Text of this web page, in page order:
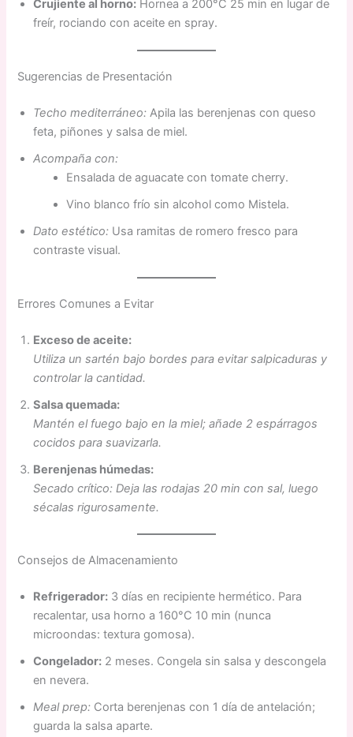
Crujiente al horno: Hornea a 200°C 25 min en lugar de
freír, rociando con aceite en spray.
Sugerencias de Presentación
Techo mediterráneo: Apila las berenjenas con queso
feta, piñones y salsa de miel.
Acompaña con:
Ensalada de aguacate con tomate cherry.
Vino blanco frío sin alcohol como Mistela.
Dato estético: Usa ramitas de romero fresco para
contraste visual.
Errores Comunes a Evitar
Exceso de aceite:
Utiliza un sartén bajo bordes para evitar salpicaduras y
controlar la cantidad.
Salsa quemada:
Mantén el fuego bajo en la miel; añade 2 espárragos
cocidos para suavizarla.
Berenjenas húmedas:
Secado crítico: Deja las rodajas 20 min con sal, luego
sécalas rigurosamente.
Consejos de Almacenamiento
Refrigerador: 3 días en recipiente hermético. Para
recalentar, usa horno a 160°C 10 min (nunca
microondas: textura gomosa).
Congelador: 2 meses. Congela sin salsa y descongela
en nevera.
Meal prep: Corta berenjenas con 1 día de antelación;
guarda la salsa aparte.